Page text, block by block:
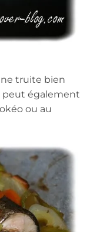
truite bien
peut également
ou au